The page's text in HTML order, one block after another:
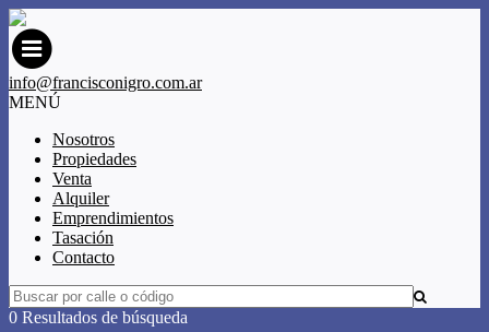
info@francisconigro.com.ar
MENÚ
Nosotros
Propiedades
Venta
Alquiler
Emprendimientos
Tasación
Contacto
0 Resultados de búsqueda